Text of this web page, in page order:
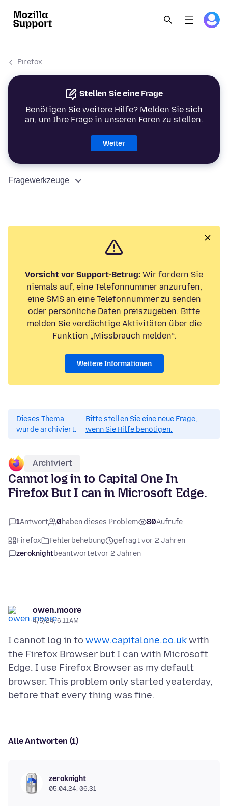
Firefox
Stellen Sie eine Frage
Benötigen Sie weitere Hilfe? Melden Sie sich
an, um Ihre Frage in unseren Foren zu stellen.
Weiter
Fragewerkzeuge
Vorsicht vor Support-Betrug: Wir fordern Sie
niemals auf, eine Telefonnummer anzurufen,
eine SMS an eine Telefonnummer zu senden
oder persönliche Daten preiszugeben. Bitte
melden Sie verdächtige Aktivitäten über die
Funktion „Missbrauch melden“.
Weitere Informationen
Dieses Thema
wurde archiviert.
Bitte stellen Sie eine neue Frage,
wenn Sie Hilfe benötigen.
Archiviert
Cannot log in to Capital One In
Firefox But I can in Microsoft Edge.
1Antwort 0haben dieses Problem 80Aufrufe
Firefox Fehlerbehebung
gefragt vor 2 Jahren
zeroknightbeantwortetvor 2 Jahren
owen.moore
4/5/24, 6:11 AM
I cannot log in to www.capitalone.co.ukwith
the Firefox Browser but I can with Microsoft
Edge. I use Firefox Browser as my default
browser. This problem only started yeaterday,
Alle Antworten (1)
zeroknight
05.04.24, 06:31